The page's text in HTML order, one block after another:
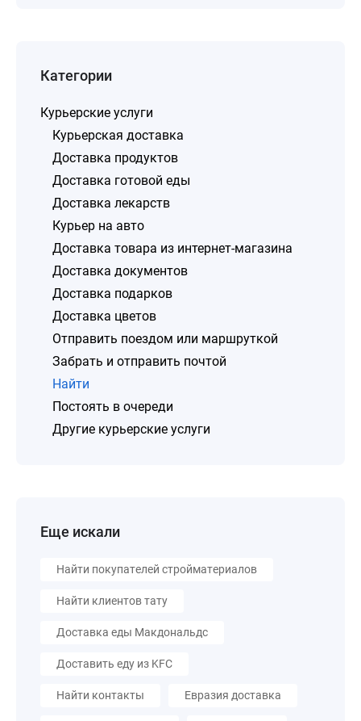
Категории
Курьерские услуги
Курьерская доставка
Доставка продуктов
Доставка готовой еды
Доставка лекарств
Курьер на авто
Доставка товара из интернет-магазина
Доставка документов
Доставка подарков
Доставка цветов
Отправить поездом или маршруткой
Забрать и отправить почтой
Найти
Постоять в очереди
Другие курьерские услуги
Еще искали
Найти покупателей стройматериалов
Найти клиентов тату
Доставка еды Макдональдс
Доставить еду из KFC
Найти контакты Евразия доставка